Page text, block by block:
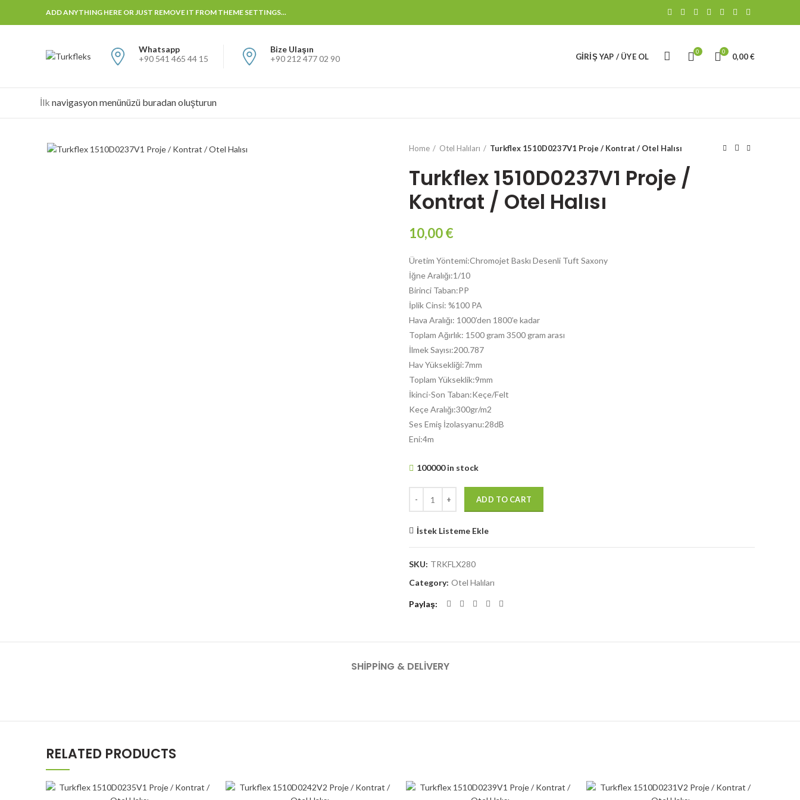
ADD ANYTHING HERE OR JUST REMOVE IT FROM THEME SETTINGS...
Whatsapp
+90 541 465 44 15
Bize Ulaşın
+90 212 477 02 90
GIRIŞ YAP / ÜYE OL
0 0
0,00€
İlk navigasyon menünüzü buradan oluşturun
Home
Otel Halıları Turkflex 1510D0237V1 Proje / Kontrat / Otel Halısı
Turkflex 1510D0237V1 Proje /
Kontrat / Otel Halısı
10,00€
Üretim Yöntemi:Chromojet Baskı Desenli Tuft Saxony
İğne Aralığı:1/10
Birinci Taban:PP
İplik Cinsi: %100 PA
Hava Aralığı: 1000’den 1800’e kadar
Toplam Ağırlık: 1500 gram 3500 gram arası
İlmek Sayısı:200.787
Hav Yüksekliği:7mm
Toplam Yükseklik:9mm
İkinci-Son Taban:Keçe/Felt
Keçe Aralığı:300gr/m2
Ses Emiş İzolasyanu:28dB
Eni:4m
100000 in stock
ADD TO CART
İstek Listeme Ekle
SKU: TRKFLX280
Category: Otel Halıları
Paylaş
SHIPPING & DELIVERY
RELATED PRODUCTS